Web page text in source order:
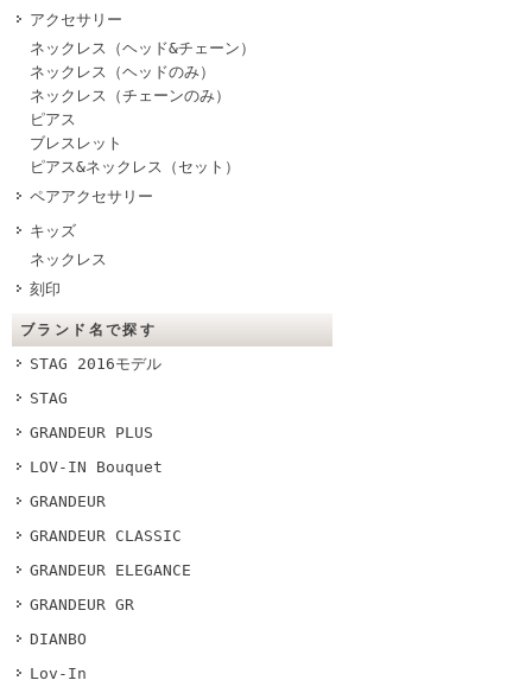
アクセサリー
ネックレス（ヘッド&チェーン）
ネックレス（ヘッドのみ）
ネックレス（チェーンのみ）
ピアス
ブレスレット
ピアス&ネックレス（セット）
ペアアクセサリー
キッズ
ネックレス
刻印
ブランド名で探す
STAG 2016モデル
STAG
GRANDEUR PLUS
LOV-IN Bouquet
GRANDEUR
GRANDEUR CLASSIC
GRANDEUR ELEGANCE
GRANDEUR GR
DIANBO
Lov-In